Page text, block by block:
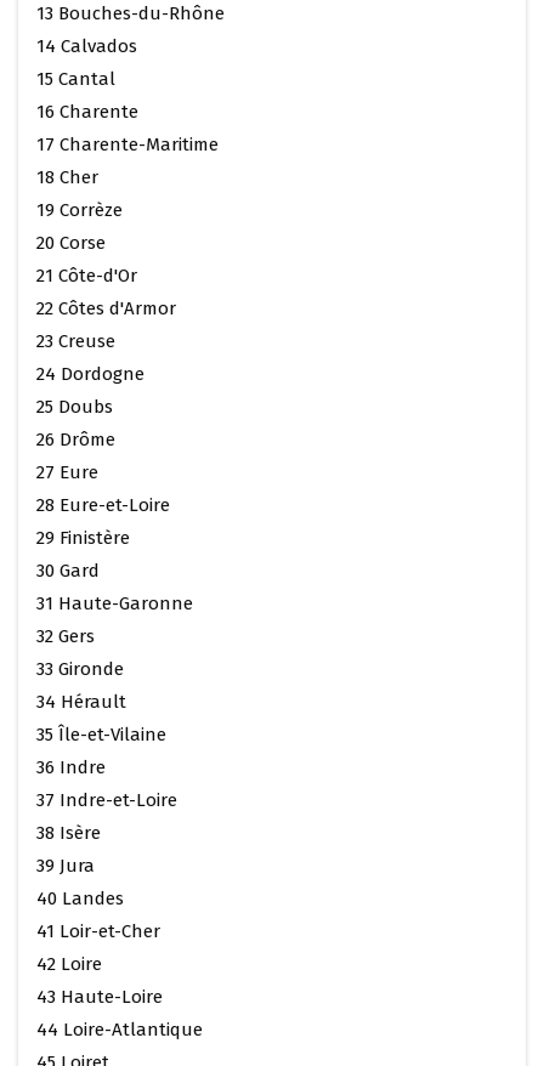
13 Bouches-du-Rhône
14 Calvados
15 Cantal
16 Charente
17 Charente-Maritime
18 Cher
19 Corrèze
20 Corse
21 Côte-d'Or
22 Côtes d'Armor
23 Creuse
24 Dordogne
25 Doubs
26 Drôme
27 Eure
28 Eure-et-Loire
29 Finistère
30 Gard
31 Haute-Garonne
32 Gers
33 Gironde
34 Hérault
35 Île-et-Vilaine
36 Indre
37 Indre-et-Loire
38 Isère
39 Jura
40 Landes
41 Loir-et-Cher
42 Loire
43 Haute-Loire
44 Loire-Atlantique